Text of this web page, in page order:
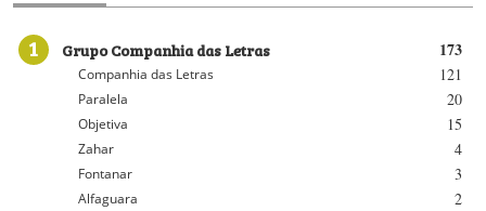
1 173
Grupo Companhia das Letras
121
Companhia das Letras
20
Paralela
15
Objetiva
4
Zahar
3
Fontanar
2
Alfaguara